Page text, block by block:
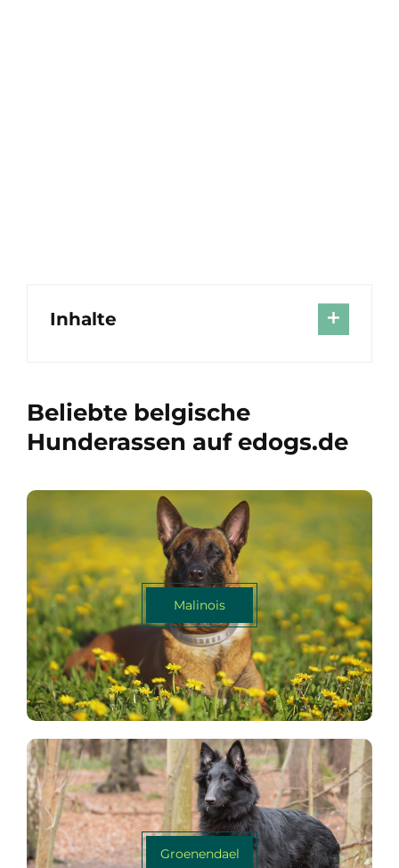
Inhalte
Beliebte belgische
Hunderassen auf edogs.de
Malinois
Groenendael